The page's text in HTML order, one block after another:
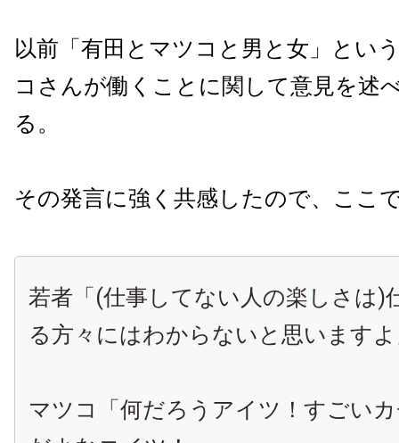
以前「有田とマツコと男と女」とい
コさんが働くことに関して意見を述
る。
その発言に強く共感したので、ここ
若者「(仕事してない人の楽しさは)
る方々にはわからないと思います
マツコ「何だろうアイツ！すごい